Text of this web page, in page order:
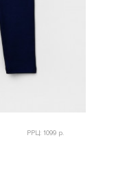
РРЦ: 1099 р.